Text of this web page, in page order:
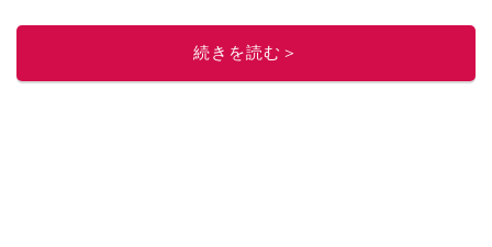
ルメライター、食の専門家として出演実績あり。
続きを読む＞